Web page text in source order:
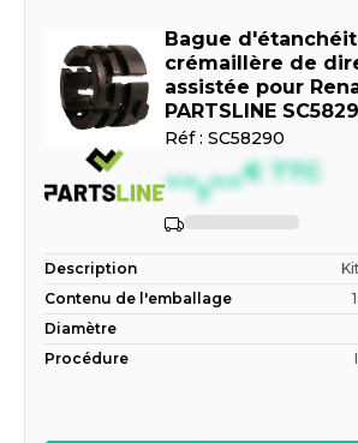
Bague
crémaillère de
assistée pour
PARTSLINE
Réf : SC58290
--,--€ TTC
Indisponible
Description
Contenu de l'emballage
Diamètre
Procédure